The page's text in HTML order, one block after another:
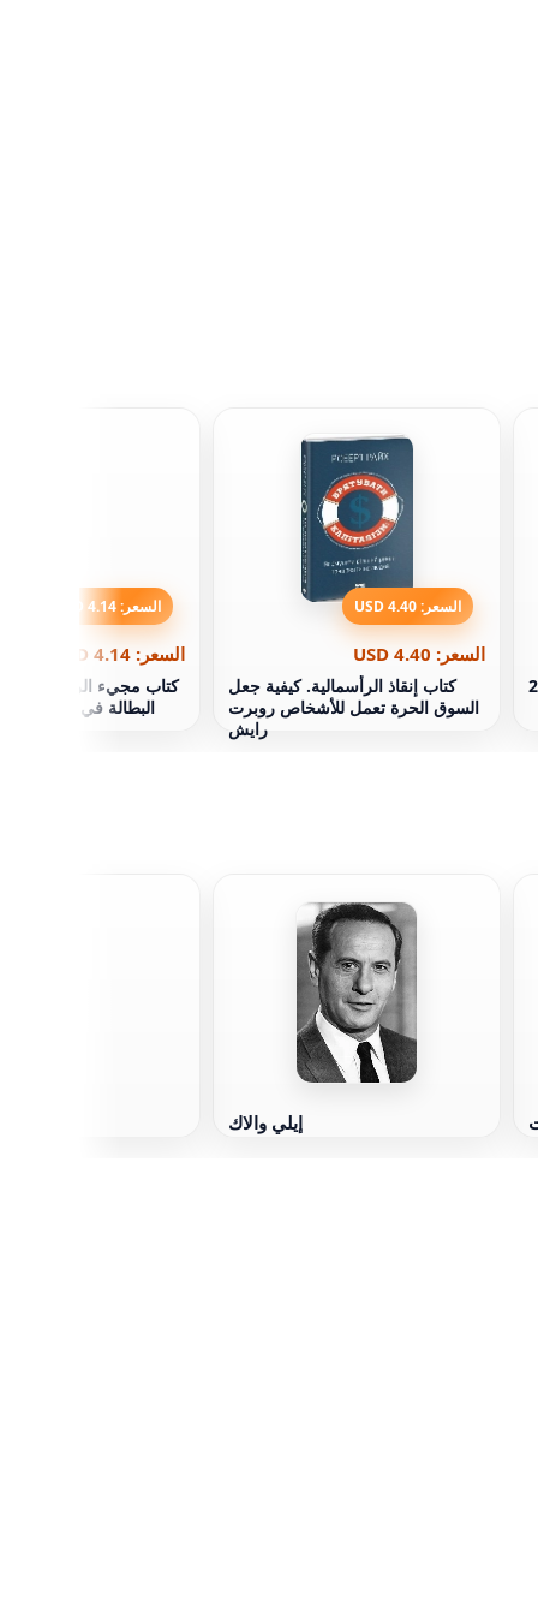
السعر: 4.40 USD
السعر: 4.40 USD
كتاب إنقاذ الرأسمالية. كيفية جعل
السوق الحرة تعمل للأشخاص روبرت
رايش
السعر: 4.14 USD
السعر: 4.14 USD
كتاب مجيء الروبوتات.
البطالة في المستقبل
إيلي والاك